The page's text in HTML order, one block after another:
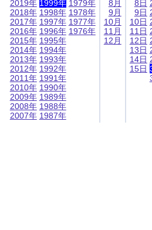
2019年
2018年
2017年
2016年
2015年
2014年
2013年
2012年
2011年
2010年
2009年
2008年
2007年
1999年
1998年
1997年
1996年
1995年
1994年
1993年
1992年
1991年
1990年
1989年
1988年
1987年
1979年
1978年
1977年
1976年
8月
9月
10月
11月
12月
8日
9日
10日
11日
12日
13日
14日
15日